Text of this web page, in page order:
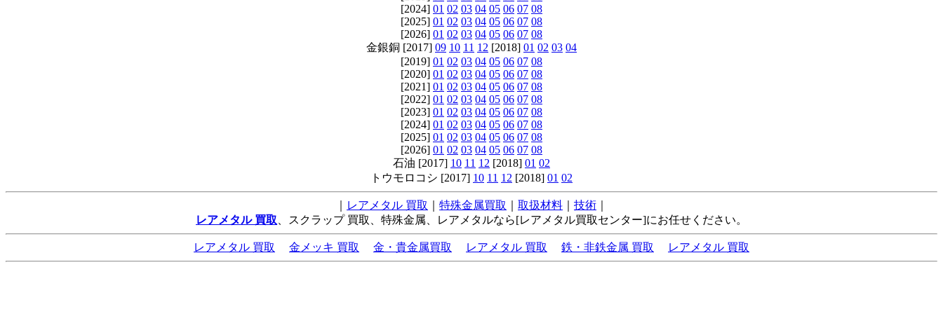
[2024] 01 02 03 04 05 06 07 08
[2025] 01 02 03 04 05 06 07 08
[2026] 01 02 03 04 05 06 07 08
金銀銅 [2017] 09 10 11 12 [2018] 01 02 03 04
[2019] 01 02 03 04 05 06 07 08
[2020] 01 02 03 04 05 06 07 08
[2021] 01 02 03 04 05 06 07 08
[2022] 01 02 03 04 05 06 07 08
[2023] 01 02 03 04 05 06 07 08
[2024] 01 02 03 04 05 06 07 08
[2025] 01 02 03 04 05 06 07 08
[2026] 01 02 03 04 05 06 07 08
石油 [2017] 10 11 12 [2018] 01 02
トウモロコシ [2017] 10 11 12 [2018] 01 02
レアメタル 買取 特殊金属買取 取扱材料 技術
レアメタル 買取 、スクラップ 買取、特殊金属、レアメタルなら[レアメタル買取センター]にお任せください。
レアメタル 買取 金メッキ 買取 金・貴金属買取 レアメタル 買取 鉄・非鉄金属 買取 レアメタル 買取